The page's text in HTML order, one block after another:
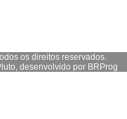
os direitos reservados.
desenvolvido por BRProg